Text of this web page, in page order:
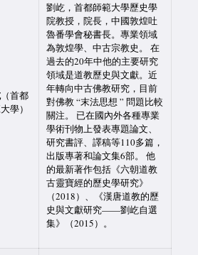
（首都
學）
劉屹，首都師範大學歷史學
院教授，院長，中國敦煌吐
魯番學會秘書長。專業領域
為敦煌學、中古宗教史。 在
過去的20年中他的主要研究
領域是道教歷史與文獻。近
年轉向中古佛教研究，目前
對佛教 “末法思想 ” 問題比較
關注。 已在國內外各種專業
學術刊物上發表專題論文、
研究書評、譯稿等110多篇，
出版專著和論文集6部。 他
的最新著作包括《六朝道教
古靈寶經的歷史學研究》
（2018）、《漢唐道教的歷
史與文獻研究——劉屹自選
集》（2015）。